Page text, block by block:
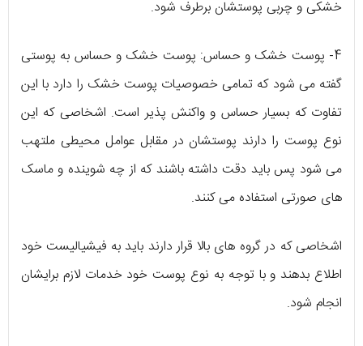
خشکی و چربی پوستشان برطرف شود.
4- پوست خشک و حساس: پوست خشک و حساس به پوستی
گفته می شود که تمامی خصوصیات پوست خشک را دارد با این
تفاوت که بسیار حساس و واکنش پذیر است. اشخاصی که این
نوع پوست را دارند پوستشان در مقابل عوامل محیطی ملتهب
می شود پس باید دقت داشته باشند که از چه شوینده و ماسک
های صورتی استفاده می کنند.
اشخاصی که در گروه های بالا قرار دارند باید به فیشیالیست خود
اطلاع بدهند و با توجه به نوع پوست خود خدمات لازم برایشان
انجام شود.